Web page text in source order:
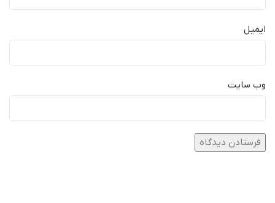
ایمیل
وب‌ سایت